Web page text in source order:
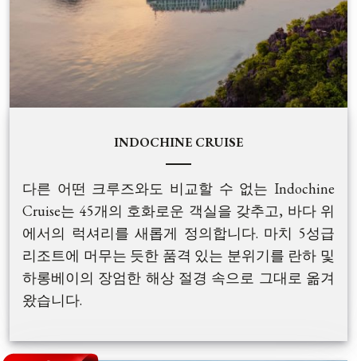
INDOCHINE CRUISE
다른 어떤 크루즈와도 비교할 수 없는 Indochine
Cruise는 45개의 호화로운 객실을 갖추고, 바다 위
에서의 럭셔리를 새롭게 정의합니다. 마치 5성급
리조트에 머무는 듯한 품격 있는 분위기를 란하 및
하롱베이의 장엄한 해상 절경 속으로 그대로 옮겨
왔습니다.
전적인 베트남 예술미와 현대적인 편안함을 완벽